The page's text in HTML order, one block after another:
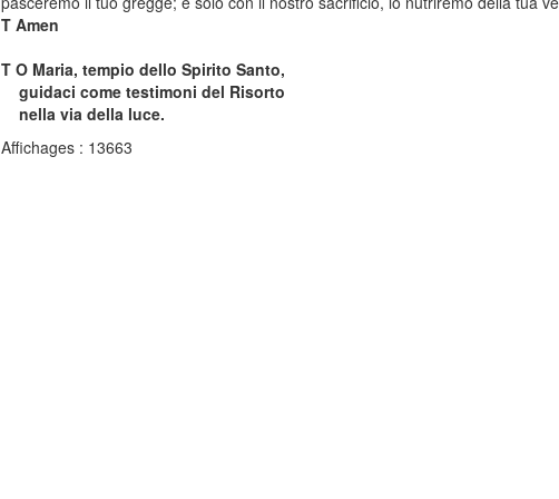
TAmen
TO Maria, tempio dello Spirito Santo,
guidaci come testimoni del Risorto
nella via della luce.
Affichages : 13663